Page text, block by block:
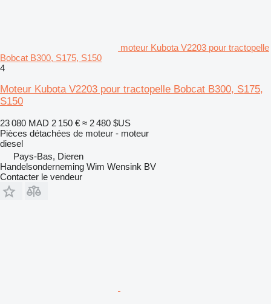
moteur Kubota V2203 pour tractopelle
Bobcat B300, S175, S150
4
Moteur Kubota V2203 pour tractopelle Bobcat B300, S175,
S150
23 080 MAD 2 150 € ≈ 2 480 $US
Pièces détachées de moteur - moteur
diesel
Pays-Bas, Dieren
Handelsonderneming Wim Wensink BV
Contacter le vendeur